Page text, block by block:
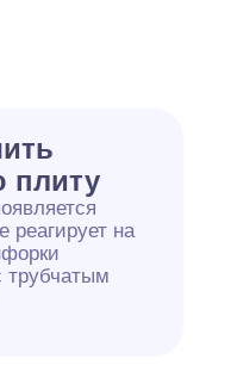
плиту
реагирует на
трубчатым